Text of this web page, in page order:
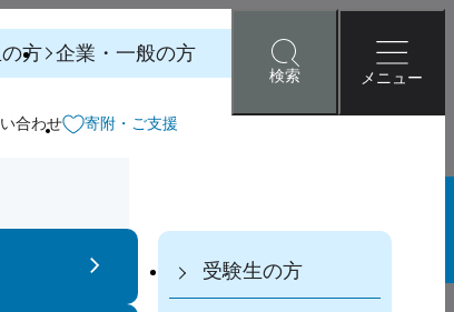
方 企業・一般の方
合わせ 寄附・ご支援
検索 メニュー
受験生の方